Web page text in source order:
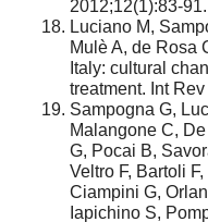
2012;12(1):83-91.
Luciano M,
Mulè A, de Rosa
Italy: cultural
treatment. Int
Sampogna G,
Malangone C,
G, Pocai B,
Veltro F, Bartoli
Ciampini G,
Iapichino S,